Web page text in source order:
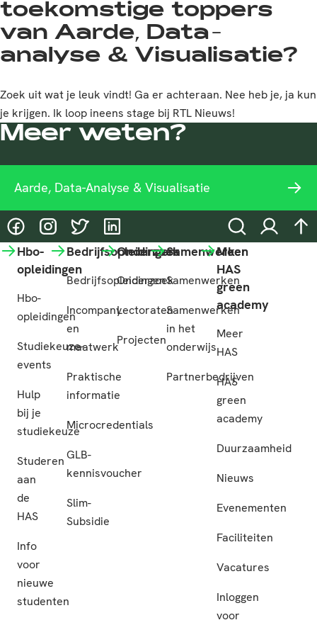
toekomstige toppers
van Aarde, Data-
analyse & Visualisatie?
Zoek uit wat je leuk vindt! Ga er achteraan. Nee heb je, ja kun
je krijgen. Ik loop ineens stage bij RTL Nieuws!
Meer weten?
Aarde, Data-Analyse & Visualisatie
@HASgreenacademy
@HASgreenacademy
@greenacademyHAS
@HASgreenacademy ZoekenInloggen
Hbo-
opleidingen
Hbo-
opleidingen
Studiekeuze-
events
Hulp
bij je
studiekeuze
Studeren
aan
de
HAS
Info
voor
nieuwe
studenten
Bedrijfsopleidingen
Bedrijfsopleidingen
Incompany
en
maatwerk
Praktische
informatie
Microcredentials
GLB-
kennisvoucher
Slim-
Subsidie
Onderzoek
Onderzoek
Lectoraten
Projecten
Samenwerken
Samenwerken
Samenwerken
in het
onderwijs
Partnerbedrijven
Meer
HAS
green
academy
Meer
HAS
HAS
green
academy
Duurzaamheid
Nieuws
Evenementen
Faciliteiten
Vacatures
Inloggen
voor